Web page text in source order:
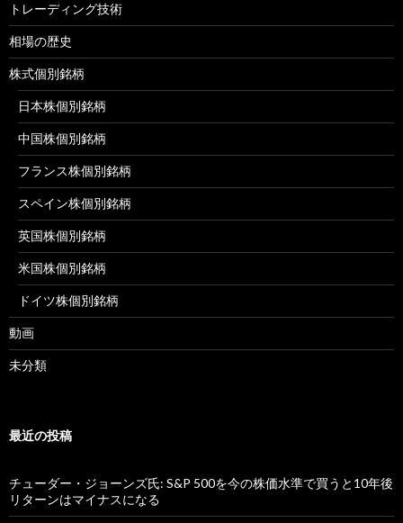
トレーディング技術
相場の歴史
株式個別銘柄
日本株個別銘柄
中国株個別銘柄
フランス株個別銘柄
スペイン株個別銘柄
英国株個別銘柄
米国株個別銘柄
ドイツ株個別銘柄
動画
未分類
最近の投稿
チューダー・ジョーンズ氏: S&P 500を今の株価水準で買うと10年後
リターンはマイナスになる